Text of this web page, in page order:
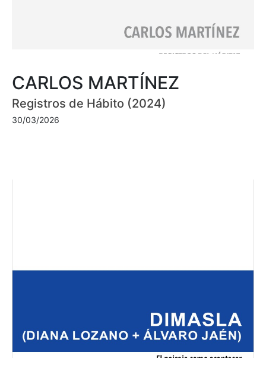
CARLOS MARTÍNEZ
Registros de Hábito (2024)
30/03/2026